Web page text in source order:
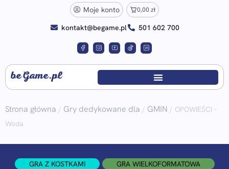
Moje konto 0,00 zł
kontakt@begame.pl 501 602 700
beGame.pl
Strona główna / Gry dedykowane dla / GMIN / OPOWIEŚCI –
Woda
GRA Z KOSTKAMI GRA WIELKOFORMATOWA